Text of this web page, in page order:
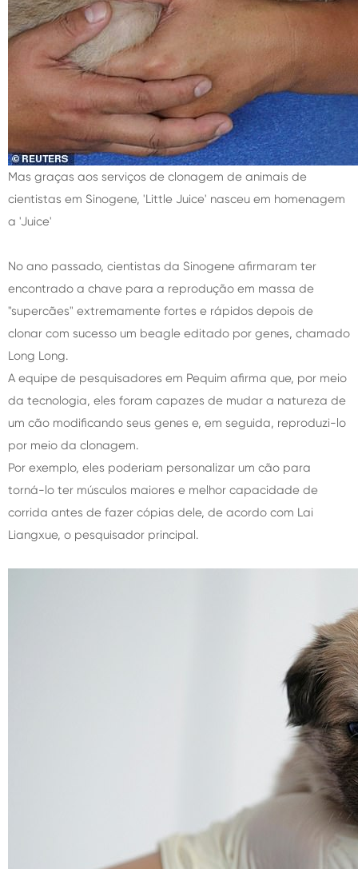
Mas graças aos serviços de clonagem de animais de
cientistas em Sinogene, 'Little Juice' nasceu em homenagem
a 'Juice'
No ano passado, cientistas da Sinogene afirmaram ter
encontrado a chave para a reprodução em massa de
"supercães" extremamente fortes e rápidos depois de
clonar com sucesso um beagle editado por genes, chamado
Long Long.
A equipe de pesquisadores em Pequim afirma que, por meio
da tecnologia, eles foram capazes de mudar a natureza de
um cão modificando seus genes e, em seguida, reproduzi-lo
por meio da clonagem.
Por exemplo, eles poderiam personalizar um cão para
torná-lo ter músculos maiores e melhor capacidade de
corrida antes de fazer cópias dele, de acordo com Lai
Liangxue, o pesquisador principal.